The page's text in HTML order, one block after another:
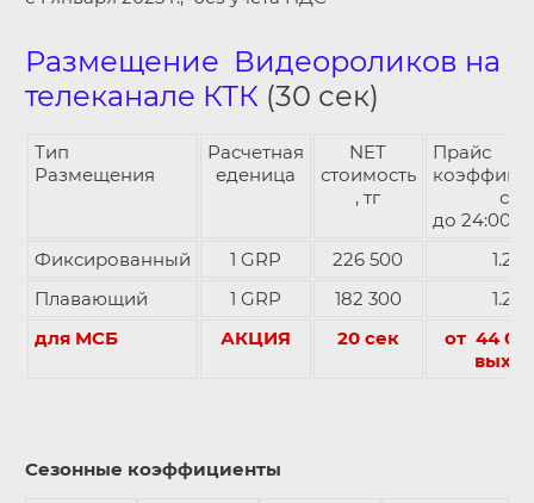
Размещение Видеороликов на
телеканале КТК (30 сек)
Тип
Размещения
Расчетная
еденица
NET
стоимость
, тг
Прайс
с
до 24:00
Фиксированный
1 GRP 226 500
1.25
Плавающий
1 GRP 182 300
1.25
для МСБ
АКЦИЯ 20 сек
от 44
Сезонные коэффициенты